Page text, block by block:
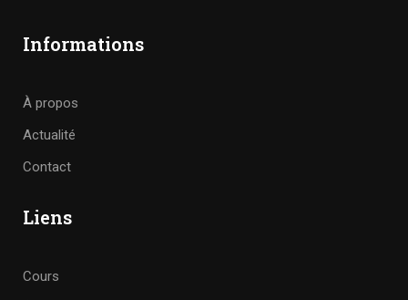
Informations
À propos
Actualité
Contact
Liens
Cours